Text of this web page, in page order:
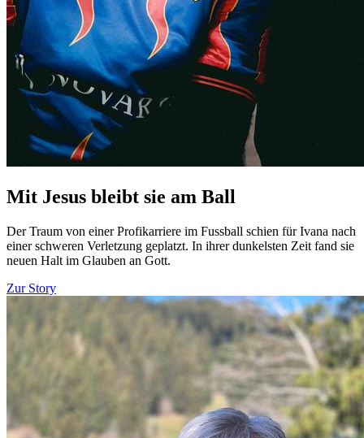
Mit Jesus bleibt sie am Ball
Der Traum von einer Profikarriere im Fussball schien für Ivana nach
einer schweren Verletzung geplatzt. In ihrer dunkelsten Zeit fand sie
neuen Halt im Glauben an Gott.
Zur Story